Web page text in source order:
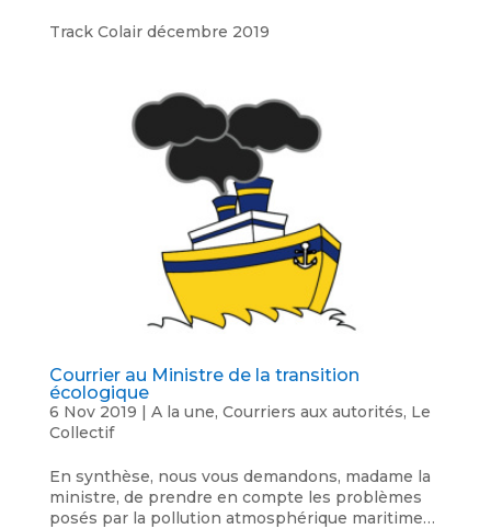
Track Colair décembre 2019
Courrier au Ministre de la transition
écologique
6 Nov 2019 | A la une, Courriers aux autorités, Le
Collectif
En synthèse, nous vous demandons, madame la
ministre, de prendre en compte les problèmes
posés par la pollution atmosphérique maritime…